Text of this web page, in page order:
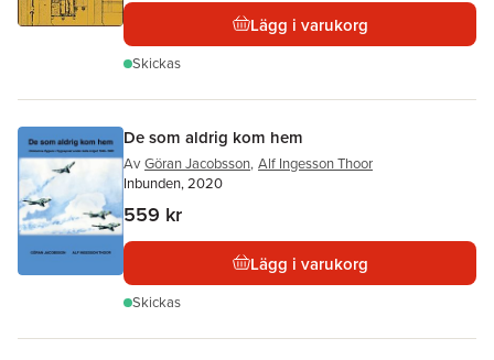
Lägg i varukorg
Skickas
De som aldrig kom hem
Av Göran Jacobsson, Alf Ingesson Thoor
Inbunden, 2020
559 kr
Lägg i varukorg
Skickas